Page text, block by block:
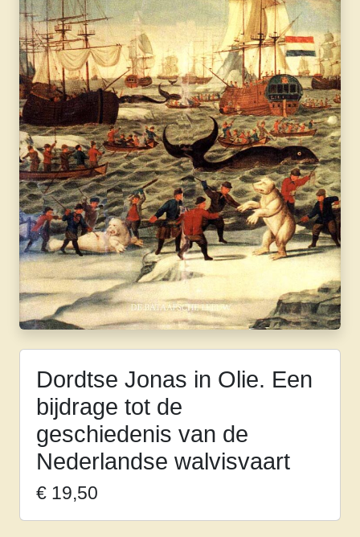
Dordtse Jonas in Olie. Een
bijdrage tot de
geschiedenis van de
Nederlandse walvisvaart
€ 19,50